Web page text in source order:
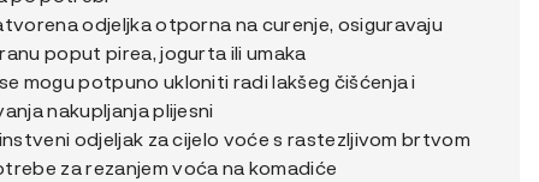
odjeljka otporna na curenje, osiguravaju
poput pirea, jogurta ili umaka
mogu potpuno ukloniti radi lakšeg čišćenja i
nakupljanja plijesni
odjeljak za cijelo voće s rastezljivom brtvom
za rezanjem voća na komadiće